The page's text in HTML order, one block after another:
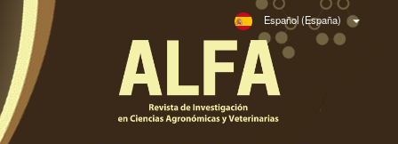
N
a
e
Español (España)